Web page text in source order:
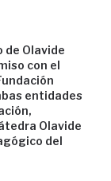
de Olavide
con el
entidades
Olavide
del